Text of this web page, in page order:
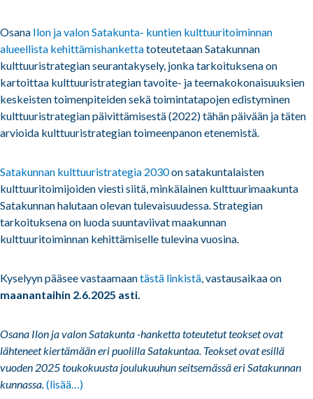
Osana Ilon ja valon Satakunta- kuntien kulttuuritoiminnan
alueellista kehittämishankettatoteutetaan Satakunnan
kulttuuristrategian seurantakysely, jonka tarkoituksena on
kartoittaa kulttuuristrategian tavoite- ja teemakokonaisuuksien
keskeisten toimenpiteiden sekä toimintatapojen edistyminen
kulttuuristrategian päivittämisestä (2022) tähän päivään ja täten
arvioida kulttuuristrategian toimeenpanon etenemistä.
Satakunnan kulttuuristrategia 2030on satakuntalaisten
kulttuuritoimijoiden viesti siitä, minkälainen kulttuurimaakunta
Satakunnan halutaan olevan tulevaisuudessa. Strategian
tarkoituksena on luoda suuntaviivat maakunnan
kulttuuritoiminnan kehittämiselle tulevina vuosina.
Kyselyyn pääsee vastaamaantästä linkistä, vastausaikaa on
maanantaihin 2.6.2025 asti.
Osana Ilon ja valon Satakunta -hanketta toteutetut teokset ovat
lähteneet kiertämään eri puolilla Satakuntaa. Teokset ovat esillä
vuoden 2025 toukokuusta joulukuuhun seitsemässä eri Satakunnan
kunnassa.(lisää…)